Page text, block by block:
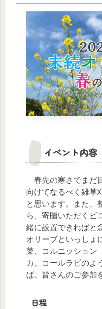
イベント内容
春先の寒さでまだ
向けてなるべく雑草
と思います。また、
ら、寄贈いただくビ
緒に設置できればと
オリーブといっしょ
菜、コルニッション
カ、コールラビのよ
ば。皆さんのご参加
日程